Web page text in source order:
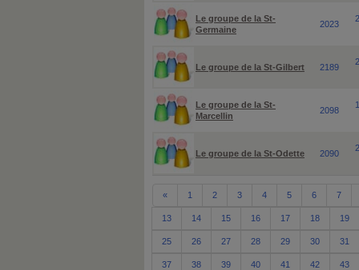
Le groupe de la St-
Germaine
2023
Le groupe de la St-Gilbert 2189
Le groupe de la St-
Marcellin
2098
Le groupe de la St-Odette 2090
« 1 2 3 4 5 6 7
13 14 15 16 17 18 19
25 26 27 28 29 30 31
37 38 39 40 41 42 43